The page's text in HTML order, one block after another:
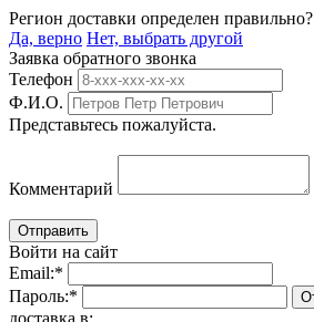
Регион доставки определен правильно?
Да, верно Нет, выбрать другой
Заявка обратного звонка
Телефон
Ф.И.О.
Представьтесь пожалуйста.
Комментарий
Войти на сайт
Email:*
Пароль:*
доставка в: